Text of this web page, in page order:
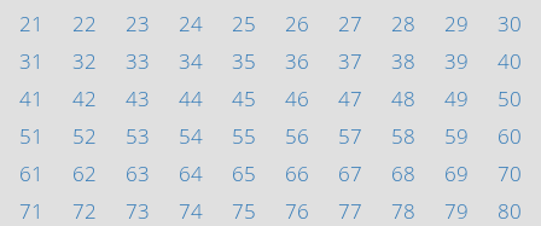
21
22 23 24 25 26 27 28 29
30
31
32 33 34 35 36 37 38 39
40
41
42 43 44 45 46 47 48 49
50
51
52 53 54 55 56 57 58 59
60
61
62 63 64 65 66 67 68 69
70
71
72 73 74 75 76 77 78 79
80